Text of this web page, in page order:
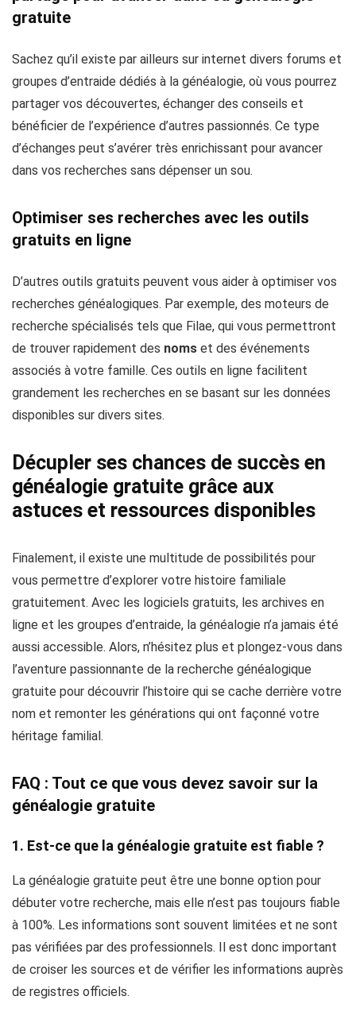
gratuite
Sachez qu’il existe par ailleurs sur internet divers forums et
groupes d’entraide dédiés à la généalogie, où vous pourrez
partager vos découvertes, échanger des conseils et
bénéficier de l’expérience d’autres passionnés. Ce type
d’échanges peut s’avérer très enrichissant pour avancer
dans vos recherches sans dépenser un sou.
Optimiser ses recherches avec les outils
gratuits en ligne
D’autres outils gratuits peuvent vous aider à optimiser vos
recherches généalogiques. Par exemple, des moteurs de
recherche spécialisés tels que Filae, qui vous permettront
de trouver rapidement des noms et des événements
associés à votre famille. Ces outils en ligne facilitent
grandement les recherches en se basant sur les données
disponibles sur divers sites.
Décupler ses chances de succès en
généalogie gratuite grâce aux
astuces et ressources disponibles
Finalement, il existe une multitude de possibilités pour
vous permettre d’explorer votre histoire familiale
gratuitement. Avec les logiciels gratuits, les archives en
ligne et les groupes d’entraide, la généalogie n’a jamais été
aussi accessible. Alors, n’hésitez plus et plongez-vous dans
l’aventure passionnante de la recherche généalogique
gratuite pour découvrir l’histoire qui se cache derrière votre
nom et remonter les générations qui ont façonné votre
héritage familial.
FAQ : Tout ce que vous devez savoir sur la
généalogie gratuite
1. Est-ce que la généalogie gratuite est fiable ?
La généalogie gratuite peut être une bonne option pour
débuter votre recherche, mais elle n’est pas toujours fiable
à 100%. Les informations sont souvent limitées et ne sont
pas vérifiées par des professionnels. Il est donc important
de croiser les sources et de vérifier les informations auprès
de registres officiels.